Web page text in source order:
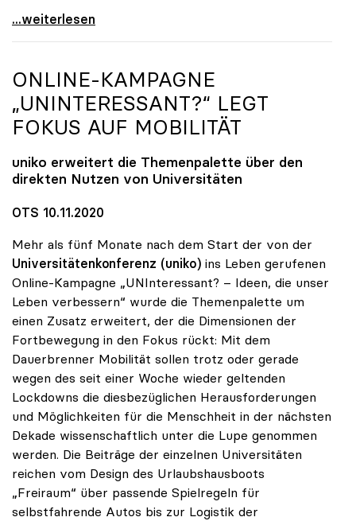
Seidler zu Studienrecht: Erste Schritte sind getan
...weiterlesen
ONLINE-KAMPAGNE
„UNINTERESSANT?“ LEGT
FOKUS AUF MOBILITÄT
uniko erweitert die Themenpalette über den
direkten Nutzen von Universitäten
OTS 10.11.2020
Mehr als fünf Monate nach dem Start der von der
Universitätenkonferenz (uniko) ins Leben gerufenen
Online-Kampagne „UNInteressant? – Ideen, die unser
Leben verbessern“ wurde die Themenpalette um
einen Zusatz erweitert, der die Dimensionen der
Fortbewegung in den Fokus rückt: Mit dem
Dauerbrenner Mobilität sollen trotz oder gerade
wegen des seit einer Woche wieder geltenden
Lockdowns die diesbezüglichen Herausforderungen
und Möglichkeiten für die Menschheit in der nächsten
Dekade wissenschaftlich unter die Lupe genommen
werden. Die Beiträge der einzelnen Universitäten
reichen vom Design des Urlaubshausboots
„Freiraum“ über passende Spielregeln für
selbstfahrende Autos bis zur Logistik der